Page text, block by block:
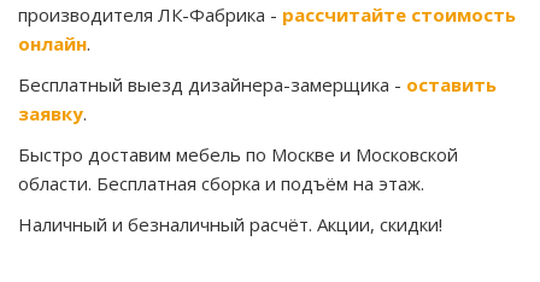
производителя ЛК-Фабрика - рассчитайте стоимость
онлайн.
Бесплатный выезд дизайнера-замерщика - оставить
заявку.
Быстро доставим мебель по Москве и Московской
области. Бесплатная сборка и подъём на этаж.
Наличный и безналичный расчёт. Акции, скидки!